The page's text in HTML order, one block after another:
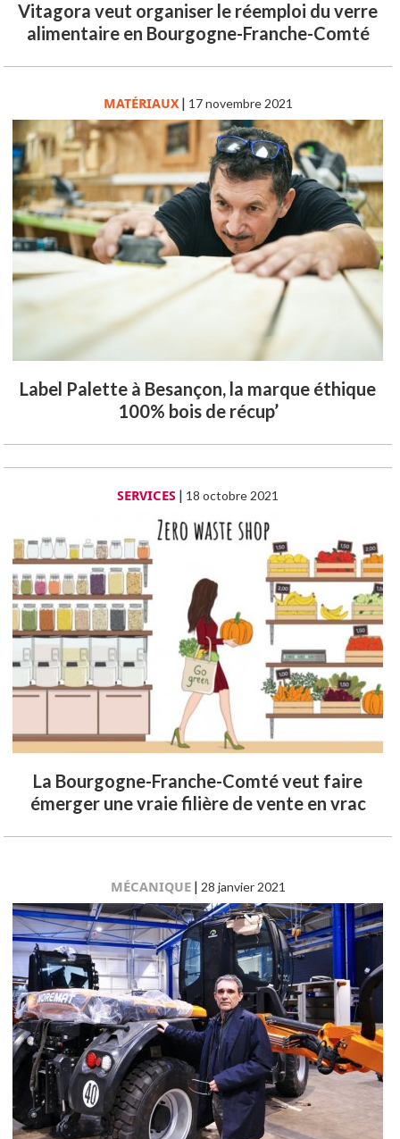
Vitagora veut organiser le réemploi du verre
alimentaire en Bourgogne-Franche-Comté
MATÉRIAUX| 17 novembre 2021
Label Palette à Besançon, la marque éthique
100% bois de récup’
SERVICES | 18 octobre 2021
La Bourgogne-Franche-Comté veut faire
émerger une vraie filière de vente en vrac
MÉCANIQUE| 28 janvier 2021